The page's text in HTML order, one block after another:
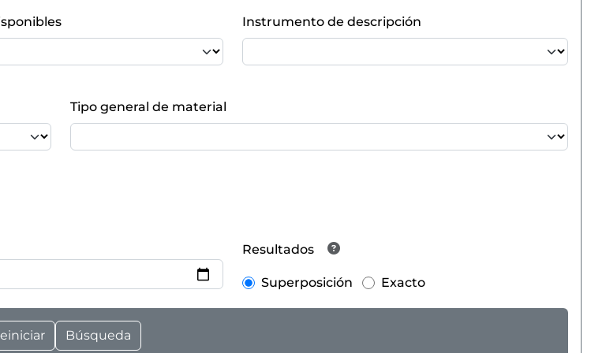
Instrumento de descripción
Tipo general de material
Resultados
Superposición Exacto